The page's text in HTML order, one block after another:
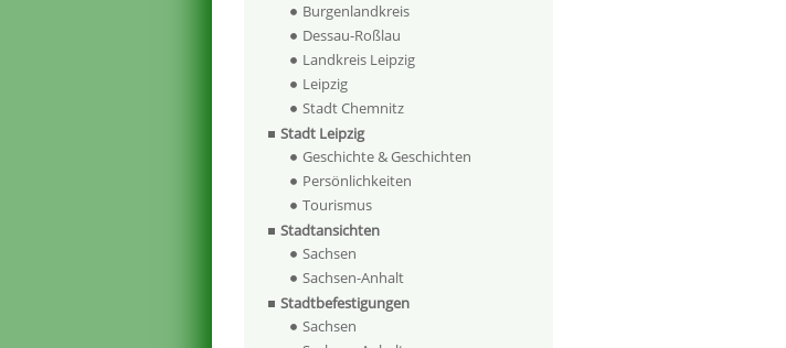
Burgenlandkreis
Dessau-Roßlau
Landkreis Leipzig
Leipzig
Stadt Chemnitz
Stadt Leipzig
Geschichte & Geschichten
Persönlichkeiten
Tourismus
Stadtansichten
Sachsen
Sachsen-Anhalt
Stadtbefestigungen
Sachsen